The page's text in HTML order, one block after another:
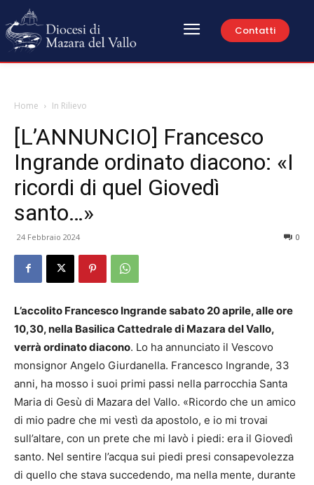
Contatti
Home In Rilievo
[L’ANNUNCIO] Francesco
Ingrande ordinato diacono: «I
ricordi di quel Giovedì
santo…»
24 Febbraio 2024 0
L’accolito Francesco Ingrande sabato 20 aprile, alle ore
10,30, nella Basilica Cattedrale di Mazara del Vallo,
verrà ordinato diacono. Lo ha annunciato il Vescovo
monsignor Angelo Giurdanella. Francesco Ingrande, 33
anni, ha mosso i suoi primi passi nella parrocchia Santa
Maria di Gesù di Mazara del Vallo. «Ricordo che un amico
di mio padre che mi vestì da apostolo, e io mi trovai
sull’altare, con un prete che mi lavò i piedi: era il Giovedì
santo. Nel sentire l’acqua sui piedi presi consapevolezza
di quello che stava succedendo, ma nella mente, durante